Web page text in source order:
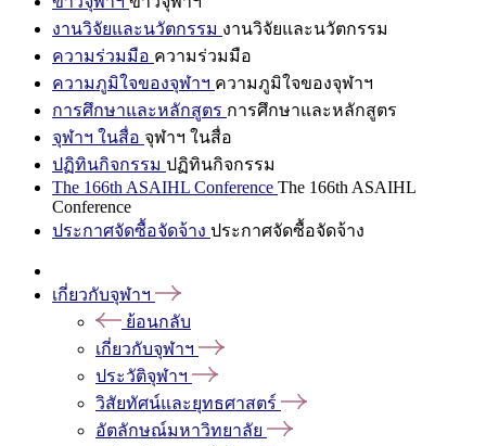
งานวิจัยและนวัตกรรม งานวิจัยและนวัตกรรม
ความร่วมมือ ความร่วมมือ
ความภูมิใจของจุฬาฯ ความภูมิใจของจุฬาฯ
การศึกษาและหลักสูตร การศึกษาและหลักสูตร
จุฬาฯ ในสื่อ จุฬาฯ ในสื่อ
ปฏิทินกิจกรรม ปฏิทินกิจกรรม
The 166th ASAIHL Conference The 166th ASAIHL
Conference
ประกาศจัดซื้อจัดจ้าง ประกาศจัดซื้อจัดจ้าง
เกี่ยวกับจุฬาฯ
ย้อนกลับ
เกี่ยวกับจุฬาฯ
ประวัติจุฬาฯ
วิสัยทัศน์และยุทธศาสตร์
อัตลักษณ์มหาวิทยาลัย